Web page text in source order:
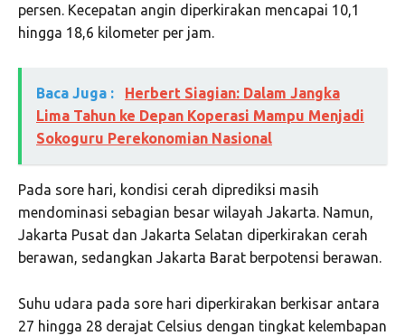
persen. Kecepatan angin diperkirakan mencapai 10,1
hingga 18,6 kilometer per jam.
Baca Juga :
Herbert Siagian: Dalam Jangka
Lima Tahun ke Depan Koperasi Mampu Menjadi
Sokoguru Perekonomian Nasional
Pada sore hari, kondisi cerah diprediksi masih
mendominasi sebagian besar wilayah Jakarta. Namun,
Jakarta Pusat dan Jakarta Selatan diperkirakan cerah
berawan, sedangkan Jakarta Barat berpotensi berawan.
Suhu udara pada sore hari diperkirakan berkisar antara
27 hingga 28 derajat Celsius dengan tingkat kelembapan